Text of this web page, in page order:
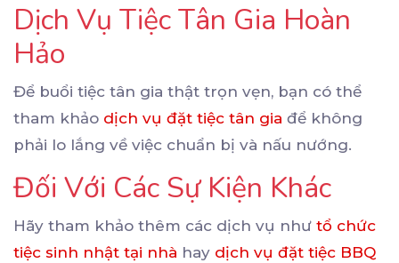
Dịch Vụ Tiệc Tân Gia Hoàn
Hảo
Để buổi tiệc tân gia thật trọn vẹn, bạn có thể
tham khảo dịch vụ đặt tiệc tân gia để không
phải lo lắng về việc chuẩn bị và nấu nướng.
Đối Với Các Sự Kiện Khác
Hãy tham khảo thêm các dịch vụ như tổ chức
tiệc sinh nhật tại nhà hay dịch vụ đặt tiệc BBQ